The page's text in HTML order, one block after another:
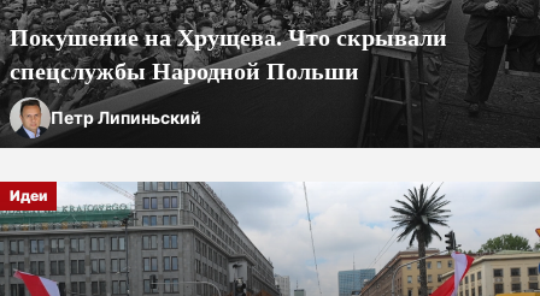
Покушение на Хрущева. Что скрывали
спецслужбы Народной Польши
Петр Липиньский
Идеи